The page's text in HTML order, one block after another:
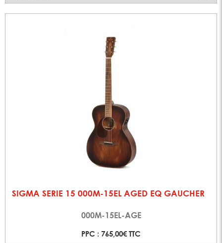
SIGMA SERIE 15 000M-15EL AGED EQ GAUCHER
000M-15EL-AGE
PPC : 765,00€ TTC